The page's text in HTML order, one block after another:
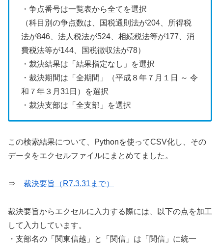
・争点番号は一覧表から全てを選択
（科目別の争点数は、国税通則法が204、所得税
法が846、法人税法が524、相続税法等が177、消
費税法等が144、国税徴収法が78）
・裁決結果は「結果指定なし」を選択
・裁決期間は「全期間」（平成８年７月１日 ～ 令
和７年３月31日）を選択
・裁決支部は「全支部」を選択
この検索結果について、Pythonを使ってCSV化し、その
データをエクセルファイルにまとめてました。
⇒ 裁決要旨（R7.3.31まで）
裁決要旨からエクセルに入力する際には、以下の点を加工
して入力しています。
・支部名の「関東信越」と「関信」は「関信」に統一